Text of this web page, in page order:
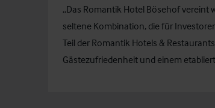
„Das Romantik Hotel Bösehof
seltene Kombination, die für
Teil der Romantik Hotels &
Gästezufriedenheit und einem